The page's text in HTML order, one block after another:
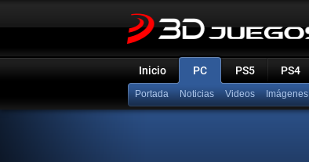
Inicio PC PS5 PS4
Portada Noticias Videos Imágenes